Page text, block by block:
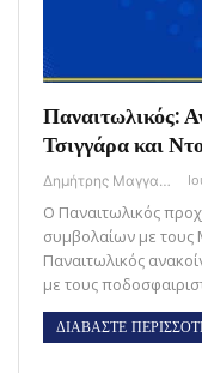
Παναιτωλικός:
Τσιγγάρα και
Δημήτρης Μαγγανάρης
O Παναιτωλικός
συμβολαίων με τους
Παναιτωλικός
με τους
ΔΙΑΒΑΣΤΕ